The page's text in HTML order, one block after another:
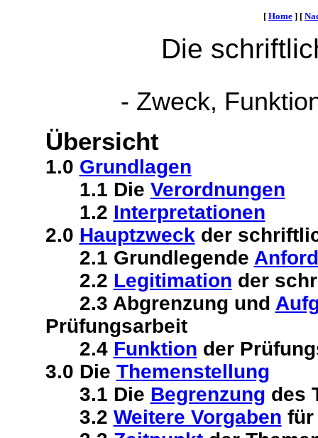
[ Home ] [
Die
- Zweck,
Übersicht
1.0 Grundlagen
1.1 Die Verordnungen
1.2 Interpretationen
2.0 Hauptzweck der
2.1 Grundlegende
2.2 Legitimation der
2.3 Abgrenzung und
Prüfungsarbeit
2.4 Funktion der
3.0 Die Themenstellung
3.1 Die Begrenzung des
3.2 Weitere Vorgaben für